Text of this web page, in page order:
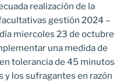
realización de la
gestión 2024 –
miercoles 23 de octubre
una medida de
tolerancia de 45 minutos
y los sufragantes en razón